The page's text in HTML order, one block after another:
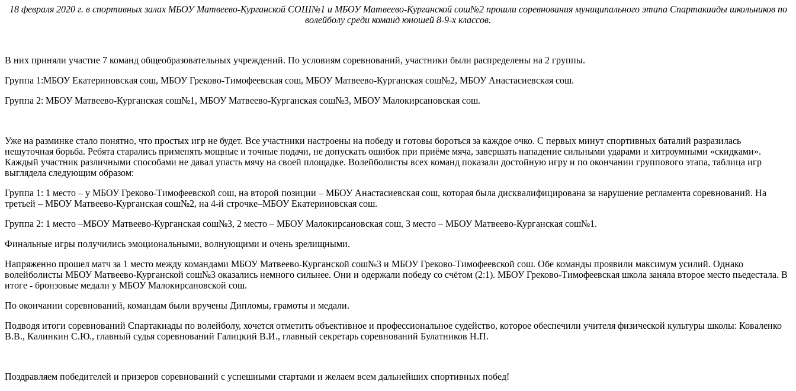
18 февраля 2020 г. в спортивных залах МБОУ Матвеево-Курганской СОШ№1 и МБОУ Матвеево-Курганской сош№2 прошли соревнования муниципального этапа Спартакиады школьников по
волейболу среди команд юношей 8-9-х классов.
В них приняли участие 7 команд общеобразовательных учреждений. По условиям соревнований, участники были распределены на 2 группы.
Группа 1:МБОУ Екатериновская сош, МБОУ Греково-Тимофеевская сош, МБОУ Матвеево-Курганская сош№2, МБОУ Анастасиевская сош.
Группа 2: МБОУ Матвеево-Курганская сош№1, МБОУ Матвеево-Курганская сош№3, МБОУ Малокирсановская сош.
Уже на разминке стало понятно, что простых игр не будет. Все участники настроены на победу и готовы бороться за каждое очко. С первых минут спортивных баталий разразилась
нешуточная борьба. Ребята старались применять мощные и точные подачи, не допускать ошибок при приёме мяча, завершать нападение сильными ударами и хитроумными «скидками».
Каждый участник различными способами не давал упасть мячу на своей площадке. Волейболисты всех команд показали достойную игру и по окончании группового этапа, таблица игр
выглядела следующим образом:
Группа 1: 1 место – у МБОУ Греково-Тимофеевской сош, на второй позиции – МБОУ Анастасиевская сош, которая была дисквалифицирована за нарушение регламента соревнований. На
третьей – МБОУ Матвеево-Курганская сош№2, на 4-й строчке–МБОУ Екатериновская сош.
Группа 2: 1 место –МБОУ Матвеево-Курганская сош№3, 2 место – МБОУ Малокирсановская сош, 3 место – МБОУ Матвеево-Курганская сош№1.
Финальные игры получились эмоциональными, волнующими и очень зрелищными.
Напряженно прошел матч за 1 место между командами МБОУ Матвеево-Курганской сош№3 и МБОУ Греково-Тимофеевской сош. Обе команды проявили максимум усилий. Однако
волейболисты МБОУ Матвеево-Курганской сош№3 оказались немного сильнее. Они и одержали победу со счётом (2:1). МБОУ Греково-Тимофеевская школа заняла второе место пьедестала. В
итоге - бронзовые медали у МБОУ Малокирсановской сош.
По окончании соревнований, командам были вручены Дипломы, грамоты и медали.
Подводя итоги соревнований Спартакиады по волейболу, хочется отметить объективное и профессиональное судейство, которое обеспечили учителя физической культуры школы: Коваленко
В.В., Калинкин С.Ю., главный судья соревнований Галицкий В.И., главный секретарь соревнований Булатников Н.П.
Поздравляем победителей и призеров соревнований с успешными стартами и желаем всем дальнейших спортивных побед!